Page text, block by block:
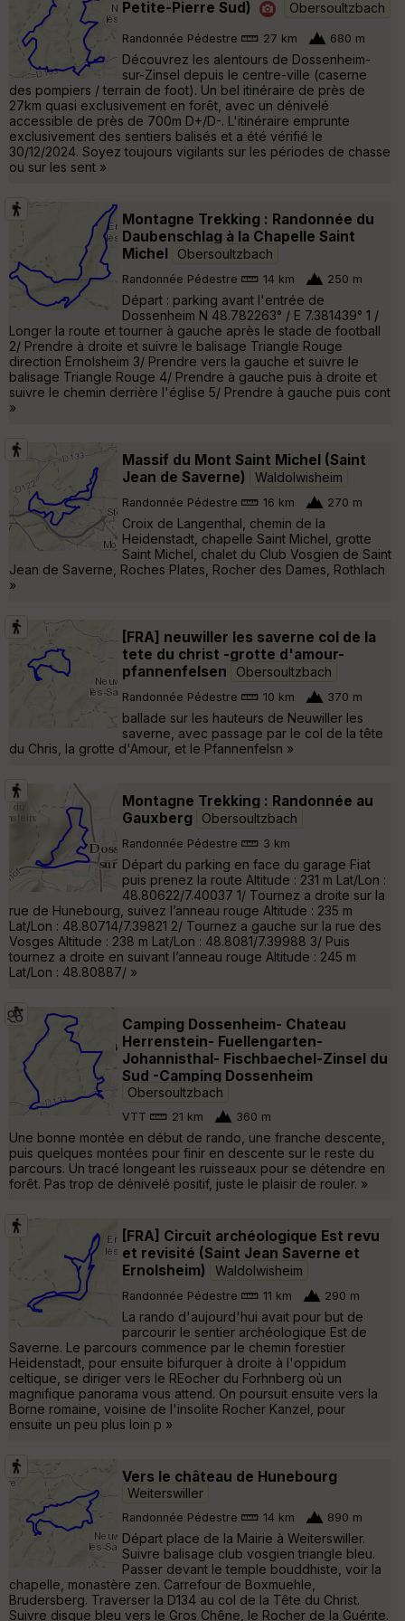
Petite-Pierre Sud)
Obersoultzbach
Randonnée Pédestre 27 km 680 m
Découvrez les alentours de Dossenheim-
sur-Zinsel depuis le centre-ville (caserne
des pompiers / terrain de foot). Un bel itinéraire de près de
27km quasi exclusivement en forêt, avec un dénivelé
accessible de près de 700m D+/D-. L'itinéraire emprunte
exclusivement des sentiers balisés et a été vérifié le
30/12/2024. Soyez toujours vigilants sur les périodes de chasse
ou sur les sent »
Montagne Trekking : Randonnée du
Daubenschlag à la Chapelle Saint
Michel
Obersoultzbach
Randonnée Pédestre 14 km 250 m
Départ : parking avant l'entrée de
Dossenheim N 48.782263° / E 7.381439° 1 /
Longer la route et tourner à gauche après le stade de football
2/ Prendre à droite et suivre le balisage Triangle Rouge
direction Ernolsheim 3/ Prendre vers la gauche et suivre le
balisage Triangle Rouge 4/ Prendre à gauche puis à droite et
suivre le chemin derrière l'église 5/ Prendre à gauche puis cont
»
Massif du Mont Saint Michel (Saint
Jean de Saverne)
Waldolwisheim
Randonnée Pédestre 16 km 270 m
Croix de Langenthal, chemin de la
Heidenstadt, chapelle Saint Michel, grotte
Saint Michel, chalet du Club Vosgien de Saint
Jean de Saverne, Roches Plates, Rocher des Dames, Rothlach
»
[FRA] neuwiller les saverne col de la
tete du christ -grotte d'amour-
pfannenfelsen
Obersoultzbach
Randonnée Pédestre 10 km 370 m
ballade sur les hauteurs de Neuwiller les
saverne, avec passage par le col de la tête
du Chris, la grotte d'Amour, et le Pfannenfelsn »
Montagne Trekking : Randonnée au
Gauxberg
Obersoultzbach
Randonnée Pédestre 3 km
Départ du parking en face du garage Fiat
puis prenez la route Altitude : 231 m Lat/Lon :
48.80622/7.40037 1/ Tournez a droite sur la
rue de Hunebourg, suivez l’anneau rouge Altitude : 235 m
Lat/Lon : 48.80714/7.39821 2/ Tournez a gauche sur la rue des
Vosges Altitude : 238 m Lat/Lon : 48.8081/7.39988 3/ Puis
tournez a droite en suivant l’anneau rouge Altitude : 245 m
Lat/Lon : 48.80887/ »
Camping Dossenheim- Chateau
Herrenstein- Fuellengarten-
Johannisthal- Fischbaechel-Zinsel du
Sud -Camping Dossenheim
Obersoultzbach
VTT 21 km 360 m
Une bonne montée en début de rando, une franche descente,
puis quelques montées pour finir en descente sur le reste du
parcours. Un tracé longeant les ruisseaux pour se détendre en
forêt. Pas trop de dénivelé positif, juste le plaisir de rouler. »
[FRA] Circuit archéologique Est revu
et revisité (Saint Jean Saverne et
Ernolsheim)
Waldolwisheim
Randonnée Pédestre 11 km 290 m
La rando d'aujourd'hui avait pour but de
parcourir le sentier archéologique Est de
Saverne. Le parcours commence par le chemin forestier
Heidenstadt, pour ensuite bifurquer à droite à l'oppidum
celtique, se diriger vers le REocher du Forhnberg où un
magnifique panorama vous attend. On poursuit ensuite vers la
Borne romaine, voisine de l'insolite Rocher Kanzel, pour
ensuite un peu plus loin p »
Vers le château de Hunebourg
Weiterswiller
Randonnée Pédestre 14 km 890 m
Départ place de la Mairie à Weiterswiller.
Suivre balisage club vosgien triangle bleu.
Passer devant le temple bouddhiste, voir la
chapelle, monastère zen. Carrefour de Boxmuehle,
Brudersberg. Traverser la D134 au col de la Tête du Christ.
Suivre disque bleu vers le Gros Chêne, le Rocher de la Guérite.